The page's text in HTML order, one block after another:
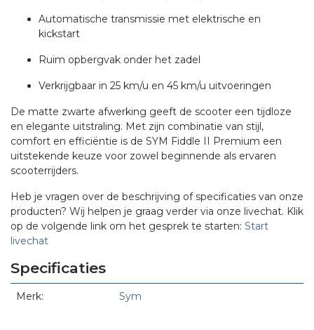
Automatische transmissie met elektrische en
kickstart
Ruim opbergvak onder het zadel
Verkrijgbaar in 25 km/u en 45 km/u uitvoeringen
De matte zwarte afwerking geeft de scooter een tijdloze
en elegante uitstraling. Met zijn combinatie van stijl,
comfort en efficiëntie is de SYM Fiddle II Premium een
uitstekende keuze voor zowel beginnende als ervaren
scooterrijders.
Heb je vragen over de beschrijving of specificaties van onze
producten? Wij helpen je graag verder via onze livechat. Klik
op de volgende link om het gesprek te starten: Start
livechat
Specificaties
Merk: Sym